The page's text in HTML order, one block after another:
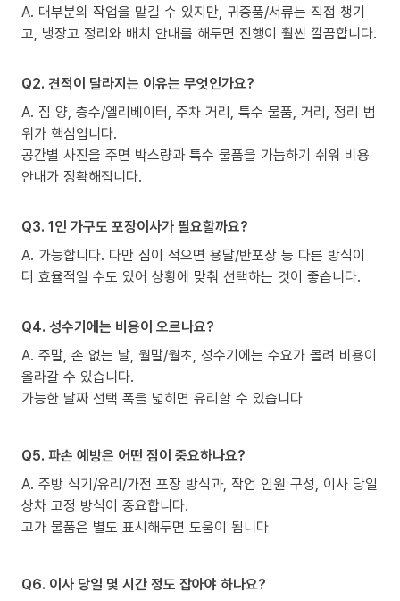
A. 대부분의 작업을 맡길 수 있지만, 귀중품/서류는 직접 챙기
고, 냉장고 정리와 배치 안내를 해두면 진행이 훨씬 깔끔합니다.
Q2. 견적이 달라지는 이유는 무엇인가요?
A. 짐 양, 층수/엘리베이터, 주차 거리, 특수 물품, 거리, 정리 범
위가 핵심입니다.
공간별 사진을 주면 박스량과 특수 물품을 가늠하기 쉬워 비용
안내가 정확해집니다.
Q3. 1인 가구도 포장이사가 필요할까요?
A. 가능합니다. 다만 짐이 적으면 용달/반포장 등 다른 방식이
더 효율적일 수도 있어 상황에 맞춰 선택하는 것이 좋습니다.
Q4. 성수기에는 비용이 오르나요?
A. 주말, 손 없는 날, 월말/월초, 성수기에는 수요가 몰려 비용이
올라갈 수 있습니다.
가능한 날짜 선택 폭을 넓히면 유리할 수 있습니다
Q5. 파손 예방은 어떤 점이 중요하나요?
A. 주방 식기/유리/가전 포장 방식과, 작업 인원 구성, 이사 당일
상차 고정 방식이 중요합니다.
고가 물품은 별도 표시해두면 도움이 됩니다
Q6. 이사 당일 몇 시간 정도 잡아야 하나요?